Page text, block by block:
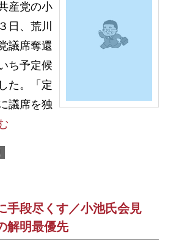
産党の小
日、荒川
議席奪還
ち予定候
た。「定
議席を独
手段尽くす／小池氏会見
解明最優先